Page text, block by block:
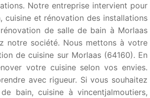
Notre entreprise intervient pour
cuisine et rénovation des installations
de salle de bain à Morlaas
notre société. Nous mettons à votre
de cuisine sur Morlaas (64160). En
votre cuisine selon vos envies.
avec rigueur. Si vous souhaitez
bain, cuisine à vincentjalmoutiers,